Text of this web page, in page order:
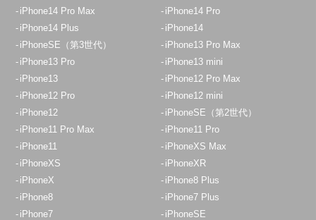
iPhone14 Pro Max
iPhone14 Pro
iPhone14 Plus
iPhone14
iPhoneSE（第3世代）
iPhone13 Pro Max
iPhone13 Pro
iPhone13 mini
iPhone13
iPhone12 Pro Max
iPhone12 Pro
iPhone12 mini
iPhone12
iPhoneSE（第2世代）
iPhone11 Pro Max
iPhone11 Pro
iPhone11
iPhoneXS Max
iPhoneXS
iPhoneXR
iPhoneX
iPhone8 Plus
iPhone8
iPhone7 Plus
iPhone7
iPhoneSE